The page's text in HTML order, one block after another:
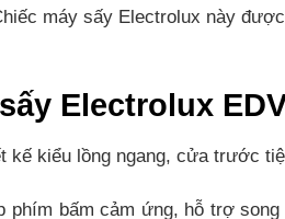
máy sấy Electrolux này
Electrolux
kế kiểu lồng ngang, cửa trước
bấm cảm ứng, hỗ trợ